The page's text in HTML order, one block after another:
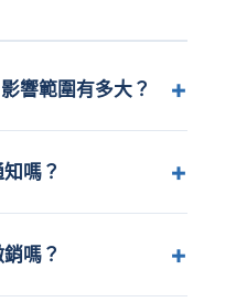
響範圍有多大？
嗎？
嗎？